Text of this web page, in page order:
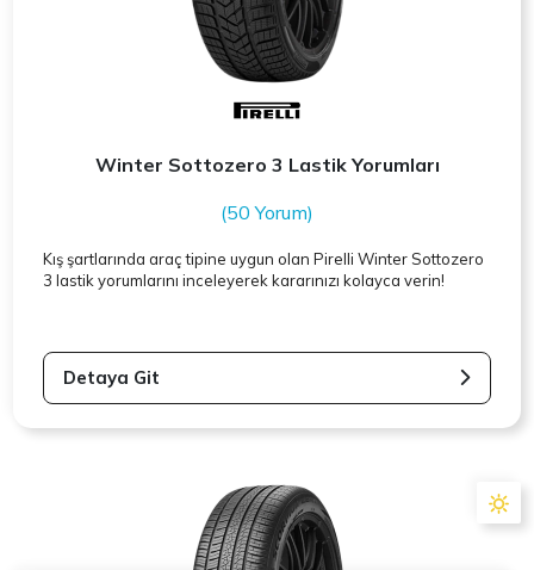
Winter Sottozero 3 Lastik Yorumları
(50 Yorum)
Kış şartlarında araç tipine uygun olanPirelli Winter Sottozero
3 lastik yorumlarını inceleyerek kararınızı kolayca verin!
Detaya Git